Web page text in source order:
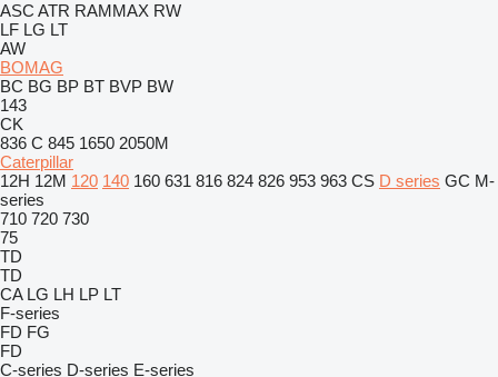
ASC ATR RAMMAX RW
LF LG LT
AW
BOMAG
BC BG BP BT BVP BW
143
CK
836 C 845 1650 2050M
Caterpillar
12H 12M 120 140 160 631 816 824 826 953 963 CS D series GC M-
series
710 720 730
75
TD
TD
CA LG LH LP LT
F-series
FD FG
FD
C-series D-series E-series